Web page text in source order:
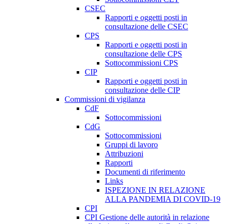
CSEC
Rapporti e oggetti posti in
consultazione delle CSEC
CPS
Rapporti e oggetti posti in
consultazione delle CPS
Sottocommissioni CPS
CIP
Rapporti e oggetti posti in
consultazione delle CIP
Commissioni di vigilanza
CdF
Sottocommissioni
CdG
Sottocommissioni
Gruppi di lavoro
Attribuzioni
Rapporti
Documenti di riferimento
Links
ISPEZIONE IN RELAZIONE
ALLA PANDEMIA DI COVID-19
CPI
CPI Gestione delle autorità in relazione